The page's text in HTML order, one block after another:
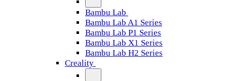
Bambu Lab
Bambu Lab A1 Series
Bambu Lab P1 Series
Bambu Lab X1 Series
Bambu Lab H2 Series
Creality